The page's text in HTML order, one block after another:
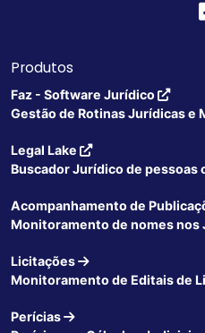
Produtos
Faz - Software Jurídico
Gestão de Rotinas Jurídicas
Legal Lake
Buscador Jurídico de pessoas
Acompanhamento de
Monitoramento de nomes nos
Licitações
Monitoramento de Editais de
Perícias